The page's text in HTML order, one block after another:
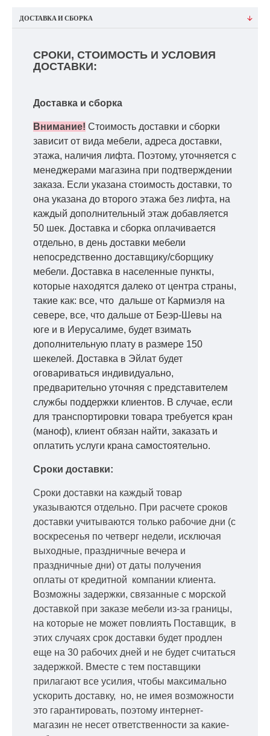
ДОСТАВКА И СБОРКА
СРОКИ, СТОИМОСТЬ И УСЛОВИЯ
ДОСТАВКИ:
Доставка и сборка
Внимание! Стоимость доставки и сборки
зависит от вида мебели, адреса доставки,
этажа, наличия лифта. Поэтому, уточняется с
менеджерами магазина при подтверждении
заказа. Если указана стоимость доставки, то
она указана до второго этажа без лифта, на
каждый дополнительный этаж добавляется
50 шек. Доставка и сборка оплачивается
отдельно, в день доставки мебели
непосредственно доставщику/сборщику
мебели. Доставка в населенные пункты,
которые находятся далеко от центра страны,
такие как: все, что дальше от Кармиэля на
севере, все, что дальше от Беэр-Шевы на
юге и в Иерусалиме, будет взимать
дополнительную плату в размере 150
шекелей. Доставка в Эйлат будет
оговариваться индивидуально,
предварительно уточняя с представителем
службы поддержки клиентов. В случае, если
для транспортировки товара требуется кран
(маноф), клиент обязан найти, заказать и
оплатить услуги крана самостоятельно.
Сроки доставки:
Сроки доставки на каждый товар
указываются отдельно. При расчете сроков
доставки учитываются только рабочие дни (с
воскресенья по четверг недели, исключая
выходные, праздничные вечера и
праздничные дни) от даты получения
оплаты от кредитной компании клиента.
Возможны задержки, связанные с морской
доставкой при заказе мебели из-за границы,
на которые не может повлиять Поставщик, в
этих случаях срок доставки будет продлен
еще на 30 рабочих дней и не будет считаться
задержкой. Вместе с тем поставщики
прилагают все усилия, чтобы максимально
ускорить доставку, но, не имея возможности
это гарантировать, поэтому интернет-
магазин не несет ответственности за какие-